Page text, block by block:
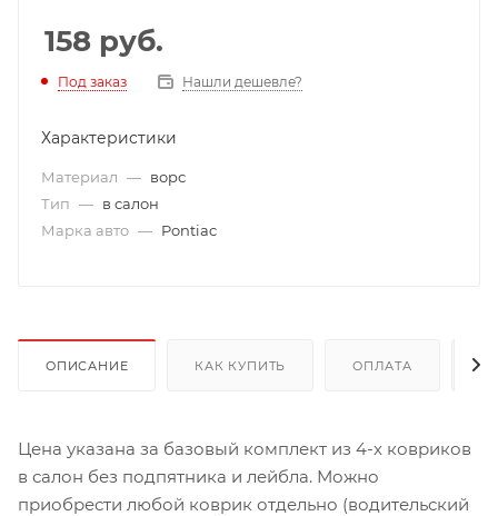
158 руб.
Под заказ Нашли дешевле?
Характеристики
Материал — ворс
Тип — в салон
Марка авто — Pontiac
ОПИСАНИЕ КАК КУПИТЬ ОПЛАТА
Цена указана за базовый комплект из 4-х ковриков
в салон без подпятника и лейбла. Можно
приобрести любой коврик отдельно (водительский